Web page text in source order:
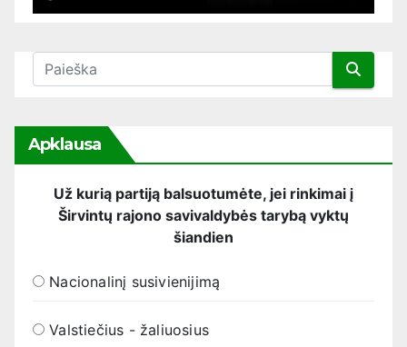
Apklausa
Už kurią partiją balsuotumėte, jei rinkimai į
Širvintų rajono savivaldybės tarybą vyktų
šiandien
Nacionalinį susivienijimą
Valstiečius - žaliuosius